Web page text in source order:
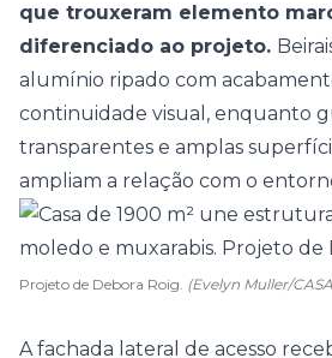
que trouxeram elemento
diferenciado ao projeto.
alumínio ripado com
continuidade visual, enquanto
transparentes e amplas
ampliam a relação com o
Projeto de Debora Roig. (Evelyn Muller/
A fachada lateral de acesso